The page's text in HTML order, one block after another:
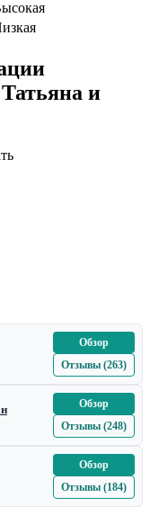
и
Обзор
Отзывы (263)
Обзор
Отзывы (248)
Обзор
Отзывы (184)